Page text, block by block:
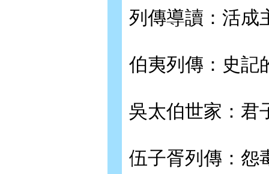
列傳導讀：活成
伯夷列傳：史記
吳太伯世家：君
伍子胥列傳：怨